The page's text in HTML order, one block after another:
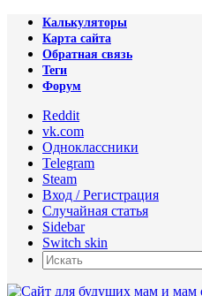
Калькуляторы
Карта сайта
Обратная связь
Теги
Форум
Reddit
vk.com
Одноклассники
Telegram
Steam
Вход / Регистрация
Случайная статья
Sidebar
Switch skin